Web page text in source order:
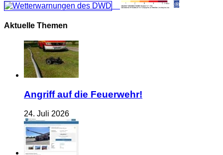
Aktuelle Themen
Angriff auf die Feuerwehr!
24. Juli 2026